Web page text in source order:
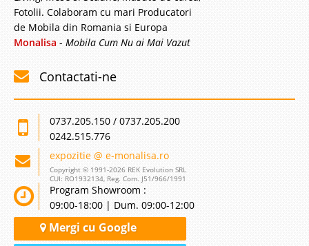
Fotolii. Colaboram cu mari Producatori
de Mobila din Romania si Europa
Monalisa - Mobila Cum Nu ai Mai Vazut
Contactati-ne
0737.205.150 / 0737.205.200
0242.515.776
expozitie @ e-monalisa.ro
Copyright © 1991-2026 REK Evolution SRL
CUI: RO1932134, Reg. Com. J51/966/1991
Program Showroom :
09:00-18:00 | Dum. 09:00-12:00
Mergi cu Google